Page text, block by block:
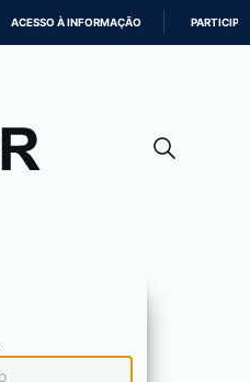
CONTEÚDO
ACESSO À INFORMAÇÃO PARTICIPE